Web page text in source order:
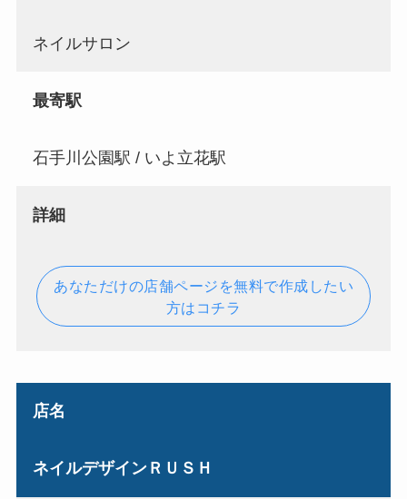
ネイルサロン
最寄駅
石手川公園駅 / いよ立花駅
詳細
あなただけの店舗ページを無料で作成したい
方はコチラ
店名
ネイルデザインＲＵＳＨ